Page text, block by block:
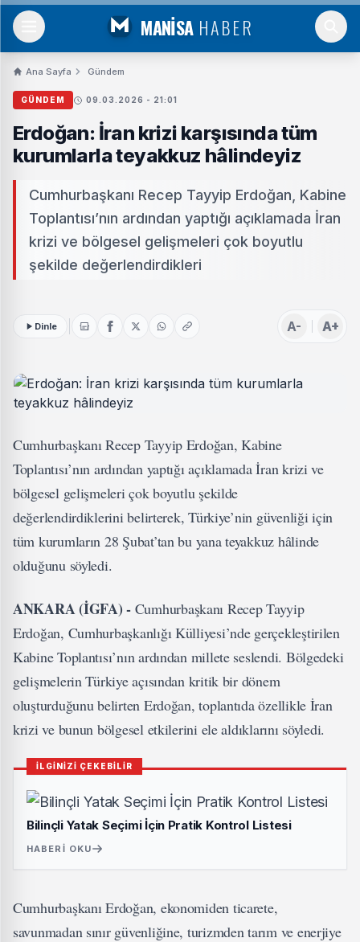
MANİSA HABER
Ana Sayfa Gündem
GÜNDEM 09.03.2026 - 21:01
Erdoğan: İran krizi karşısında tüm
kurumlarla teyakkuz hâlindeyiz
Cumhurbaşkanı Recep Tayyip Erdoğan, Kabine
Toplantısı’nın ardından yaptığı açıklamada İran
krizi ve bölgesel gelişmeleri çok boyutlu
şekilde değerlendirdikleri
Dinle A- A+
Cumhurbaşkanı Recep Tayyip Erdoğan, Kabine
Toplantısı’nın ardından yaptığı açıklamada İran krizi ve
bölgesel gelişmeleri çok boyutlu şekilde
değerlendirdiklerini belirterek, Türkiye’nin güvenliği için
tüm kurumların 28 Şubat’tan bu yana teyakkuz hâlinde
olduğunu söyledi.
ANKARA (İGFA) - Cumhurbaşkanı Recep Tayyip
Erdoğan, Cumhurbaşkanlığı Külliyesi’nde gerçekleştirilen
Kabine Toplantısı’nın ardından millete seslendi. Bölgedeki
gelişmelerin Türkiye açısından kritik bir dönem
oluşturduğunu belirten Erdoğan, toplantıda özellikle İran
krizi ve bunun bölgesel etkilerini ele aldıklarını söyledi.
İLGİNİZİ ÇEKEBİLİR
Bilinçli Yatak Seçimi İçin Pratik Kontrol Listesi
HABERI OKU
Cumhurbaşkanı Erdoğan, ekonomiden ticarete,
savunmadan sınır güvenliğine, turizmden tarım ve enerjiye